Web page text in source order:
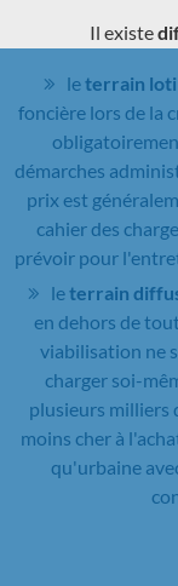
Il existe
leterrain loti
foncière lors de la
démarches
prix est
cahier des
prévoir pour
leterrain
en dehors de
viabilisation ne
charger soi-
plusieurs milliers
moins cher à
qu'urbaine